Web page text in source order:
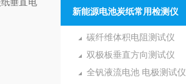
新能源电池炭纸常用检测仪
碳纤维体积电阻测试仪
双极板垂直方向测试仪
全钒液流电池 电极测试仪
垂直电